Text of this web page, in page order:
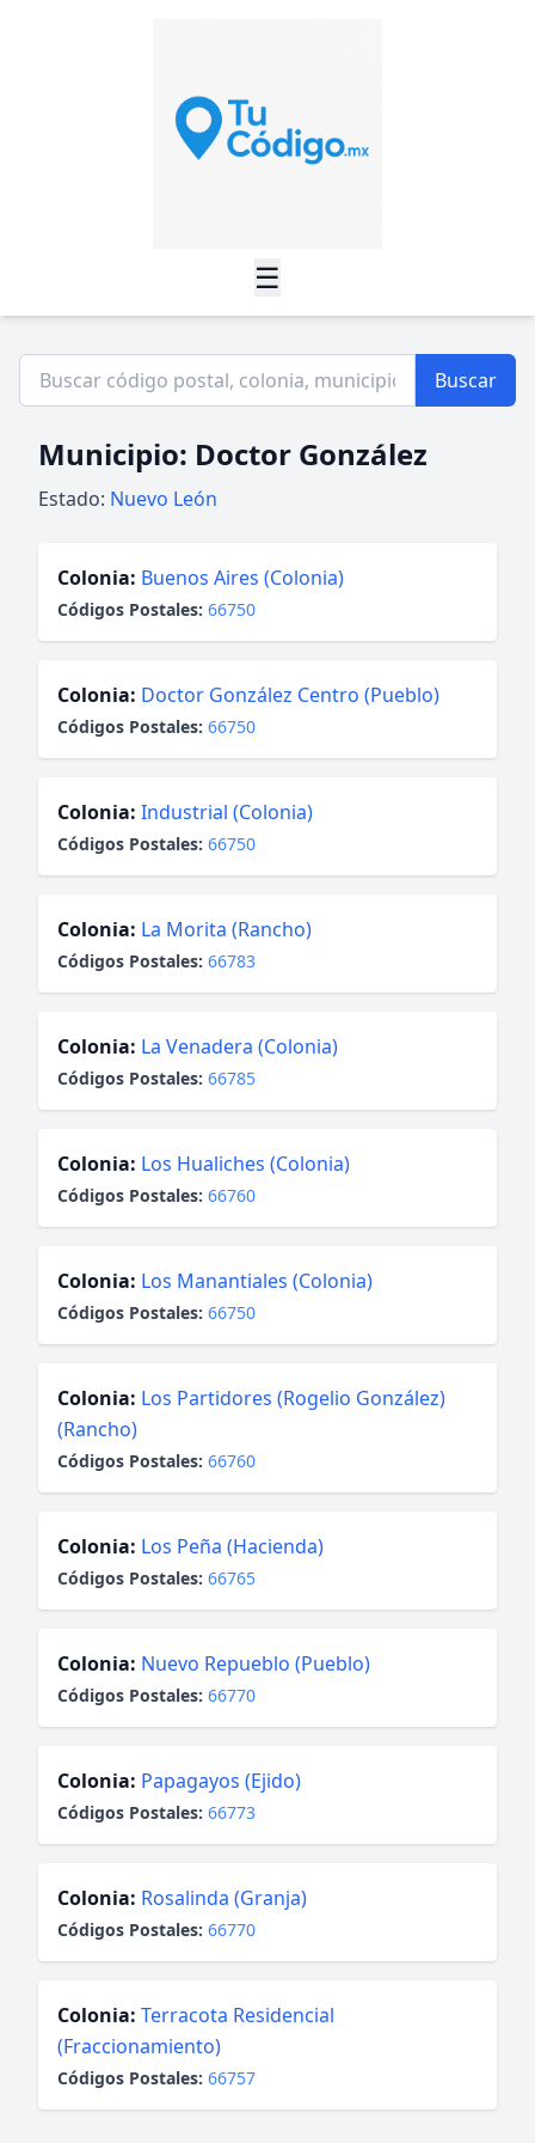
☰
Buscar
Municipio: Doctor González
Estado: Nuevo León
Colonia: Buenos Aires (Colonia)
Códigos Postales: 66750
Colonia: Doctor González Centro (Pueblo)
Códigos Postales: 66750
Colonia: Industrial (Colonia)
Códigos Postales: 66750
Colonia: La Morita (Rancho)
Códigos Postales: 66783
Colonia: La Venadera (Colonia)
Códigos Postales: 66785
Colonia: Los Hualiches (Colonia)
Códigos Postales: 66760
Colonia: Los Manantiales (Colonia)
Códigos Postales: 66750
Colonia: Los Partidores (Rogelio González)
(Rancho)
Códigos Postales: 66760
Colonia: Los Peña (Hacienda)
Códigos Postales: 66765
Colonia: Nuevo Repueblo (Pueblo)
Códigos Postales: 66770
Colonia: Papagayos (Ejido)
Códigos Postales: 66773
Colonia: Rosalinda (Granja)
Códigos Postales: 66770
Colonia: Terracota Residencial
(Fraccionamiento)
Códigos Postales: 66757